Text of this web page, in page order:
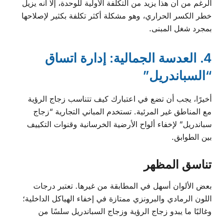
الرغم من أن هذا يزيد من التكلفة الأولية للوحدة، إلا أنه يزيل
خطر الكسر الحراري، وهو مشكلة أكثر تكلفة بكثير لإصلاحها
بمجرد شغل المبنى.
4. العدسة الجمالية: إدارة اتساق
“السباندريل”
أخيرًا، يجب أن تضع في اعتبارك كيف تتناسب زجاج الرؤية
مع المناطق غير المرئية. تستخدم المباني التجارية “زجاج
سباندريل” لإخفاء ألواح الأرضية الخرسانية وقنوات التكييف
بين الطوابق.
تناسق المظهر
بعض الألوان أسهل في المطابقة من غيرها. تعتبر درجات
اللون الرمادي والبرونزي ممتازة في إخفاء الهياكل الداخلية؛
وغالبًا ما يبدو زجاج الرؤية وزجاج السباندريل سلسًا من